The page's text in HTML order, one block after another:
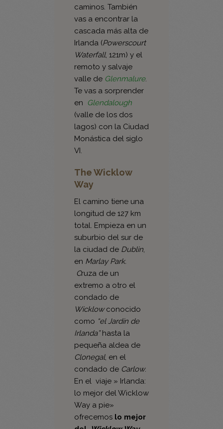
cascada más alta de
Irlanda (Powerscourt
Waterfall , 121m) y el
remoto y salvaje
valle deGlenmalure
Te vas a sorprender
enGlendalough
(valle de los dos
lagos) con la Ciudad
Monástica del siglo
VI.
The Wicklow
El camino tiene una
longitud de 127 km
total. Empieza en un
suburbio del sur de
la ciudad deDublin,
enMarlay Park.
C ruza de un
extremo a otro el
condado de
Wicklow conocido
como“el Jardín de
Irlanda”hasta la
pequeña aldea de
Clonegal, en el
condado deCarlow
En el viaje » Irlanda:
lo mejor del Wicklow
Way a pie»
ofrecemoslo mejor
del Wicklow Way
en 6 etapas,